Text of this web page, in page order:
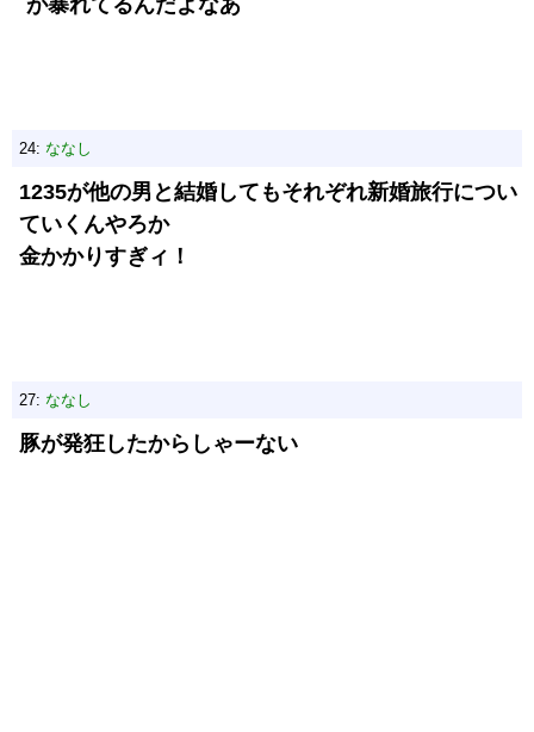
が暴れてるんだよなあ
24: ななし
1235が他の男と結婚してもそれぞれ新婚旅行につい
ていくんやろか
金かかりすぎィ！
27: ななし
豚が発狂したからしゃーない